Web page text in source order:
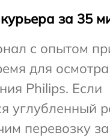
за 35
с опытом
для осмотра
Philips. Если
углубленный
перевозку